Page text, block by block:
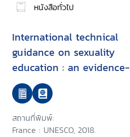
หนังสือทั่วไป
International technical
guidance on sexuality
education : an evidence-
informed approach
สถานที่พิมพ์:
France : UNESCO, 2018.